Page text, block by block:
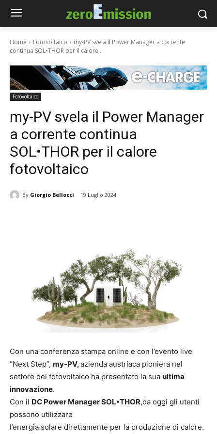
Home Fotovoltaico
my-PV svela il Power Manager a corrente
continua SOL•THOR per il calore...
Fotovoltaico
my-PV svela il Power Manager
a corrente continua
SOL•THOR per il calore
fotovoltaico
By Giorgio Bellocci 19 Luglio 2024
Con una conferenza stampa online e con l’evento live
“Next Step”, my-PV,azienda austriaca pioniera nel
settore del fotovoltaico ha presentato la sua ultima
innovazione.
Con il DC Power Manager SOL•THOR,da oggi gli utenti
possono utilizzare
l’energia solare direttamente per la produzione di calore.